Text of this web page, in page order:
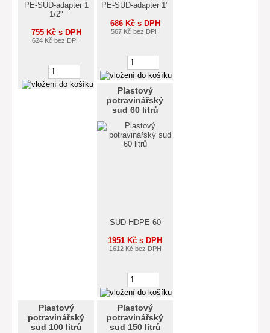
PE-SUD-adapter 1
1/2"
755 Kč s DPH
624 Kč bez DPH
PE-SUD-adapter 1"
686 Kč s DPH
567 Kč bez DPH
Plastový
potravinářský
sud 60 litrů
SUD-HDPE-60
1951 Kč s DPH
1612 Kč bez DPH
Plastový
potravinářský
sud 100 litrů
Plastový
potravinářský
sud 150 litrů